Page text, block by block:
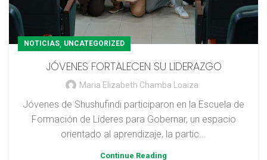
NOTICIAS, UNCATEGORIZED
JÓVENES FORTALECEN SU LIDERAZGO
Maria Elizabeth Chamba Loaiza
Jóvenes de Shushufindi participaron en la Escuela de
Formación de Líderes para Gobernar, un espacio
orientado al aprendizaje, la partic...
Continue Reading